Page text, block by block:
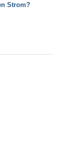
Strom?